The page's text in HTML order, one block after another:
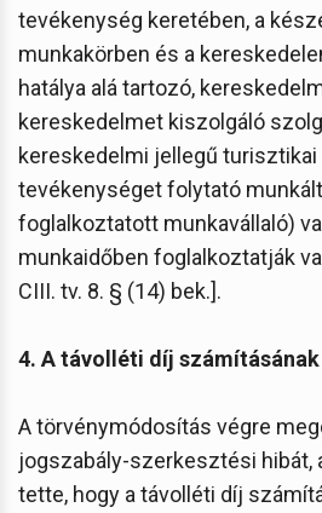
tevékenység keretében, a
munkakörben és a
hatálya alá tartozó,
kereskedelmet kiszolgáló
kereskedelmi jellegű
tevékenységet folytató
foglalkoztatott munkavállaló)
munkaidőben foglalkoztatják
CIII. tv. 8. § (14) bek.].
4. A távolléti díj
A törvénymódosítás végre
jogszabály-szerkesztési hibát,
tette, hogy a távolléti díj